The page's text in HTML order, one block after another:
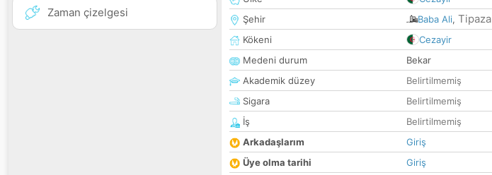
Zaman çizelgesi
Şehir
Baba Ali, Tipaza
Kökeni
Cezayir
Medeni durum
Bekar
Akademik düzey
Belirtilmemiş
Sigara
Belirtilmemiş
İş
Belirtilmemiş
Arkadaşlarım
Giriş
Üye olma tarihi
Giriş